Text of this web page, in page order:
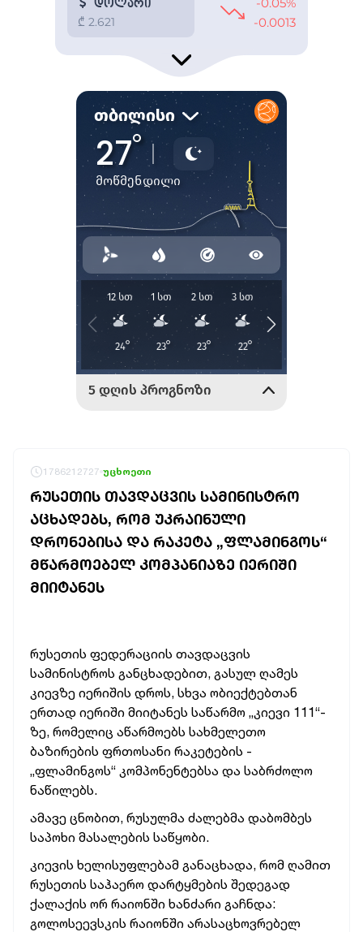
1786212727 უცხოეთი
ᲠᲣᲡᲔᲗᲘᲡ ᲗᲐᲕᲓᲐᲪᲕᲘᲡ ᲡᲐᲛᲘᲜᲘᲡᲢᲠᲝ
ᲐᲪᲮᲐᲓᲔᲑᲡ, ᲠᲝᲛ ᲣᲙᲠᲐᲘᲜᲣᲚᲘ
ᲓᲠᲝᲜᲔᲑᲘᲡᲐ ᲓᲐ ᲠᲐᲙᲔᲢᲐ „ᲤᲚᲐᲛᲘᲜᲒᲝᲡ“
ᲛᲬᲐᲠᲛᲝᲔᲑᲔᲚ ᲙᲝᲛᲞᲐᲜᲘᲐᲖᲔ ᲘᲔᲠᲘᲨᲘ
ᲛᲘᲘᲢᲐᲜᲔᲡ
რუსეთის ფედერაციის თავდაცვის
სამინისტროს განცხადებით, გასულ ღამეს
კიევზე იერიშის დროს, სხვა ობიექტებთან
ერთად იერიში მიიტანეს საწარმო „კიევი 111“-
ზე, რომელიც აწარმოებს სახმელეთო
ბაზირების ფრთოსანი რაკეტების -
„ფლამინგოს“ კომპონენტებსა და საბრძოლო
ნაწილებს.
ამავე ცნობით, რუსულმა ძალებმა დაბომბეს
საპოხი მასალების საწყობი.
კიევის ხელისუფლებამ განაცხადა, რომ ღამით
რუსეთის საჰაერო დარტყმების შედეგად
ქალაქის ორ რაიონში ხანძარი გაჩნდა:
გოლოსეევსკის რაიონში არასაცხოვრებელ